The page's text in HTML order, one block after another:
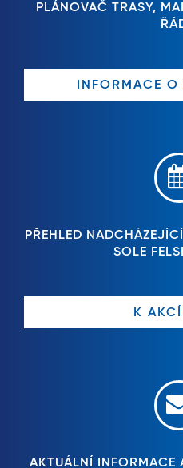
PLÁNOVAČ TRASY,
INFORMACE O
PŘEHLED
SOLE
K
AKTUÁLNÍ INFORMACE